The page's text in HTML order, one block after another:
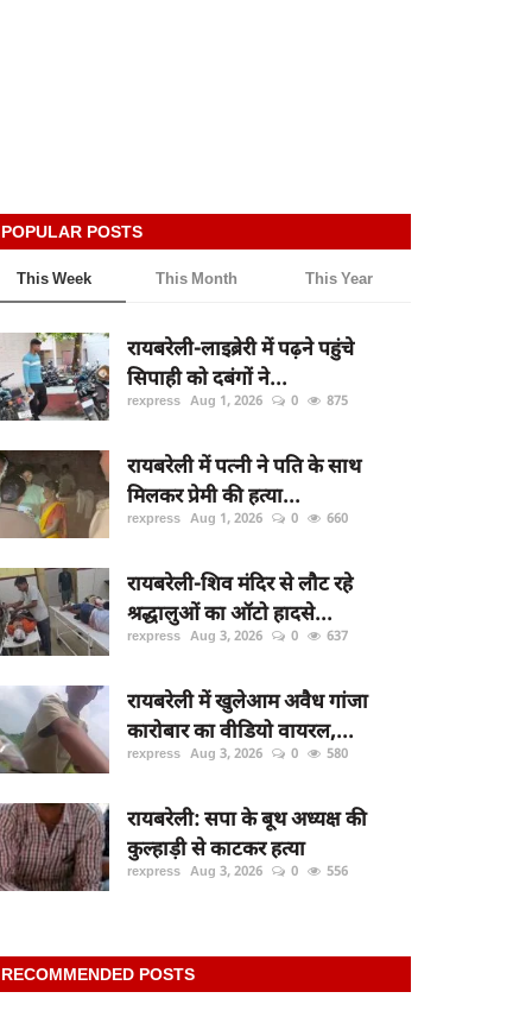
POPULAR POSTS
This Week This Month This Year
रायबरेली-लाइब्रेरी में पढ़ने पहुंचे
सिपाही को दबंगों ने...
rexpress Aug 1, 2026 0 875
रायबरेली में पत्नी ने पति के साथ
मिलकर प्रेमी की हत्या...
rexpress Aug 1, 2026 0 660
रायबरेली-शिव मंदिर से लौट रहे
श्रद्धालुओं का ऑटो हादसे...
rexpress Aug 3, 2026 0 637
रायबरेली में खुलेआम अवैध गांजा
कारोबार का वीडियो वायरल,...
rexpress Aug 3, 2026 0 580
रायबरेली: सपा के बूथ अध्यक्ष की
कुल्हाड़ी से काटकर हत्या
rexpress Aug 3, 2026 0 556
RECOMMENDED POSTS